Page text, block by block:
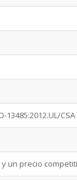
13485:2012.UL/CSA
un precio